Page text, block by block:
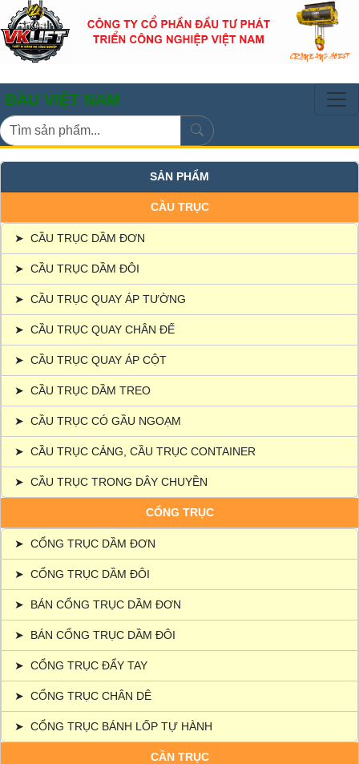
NAM
SẢN PHẨM
CẦU TRỤC
➤ CẦU TRỤC DẦM ĐƠN
➤ CẦU TRỤC DẦM ĐÔI
➤ CẦU TRỤC QUAY ÁP TƯỜNG
➤ CẦU TRỤC QUAY CHÂN ĐẾ
➤ CẦU TRỤC QUAY ÁP CỘT
➤ CẦU TRỤC DẦM TREO
➤ CẦU TRỤC CÓ GẦU NGOẠM
➤ CẦU TRỤC CẢNG, CẦU TRỤC CONTAINER
➤ CẦU TRỤC TRONG DÂY CHUYỀN
CỔNG TRỤC
➤ CỔNG TRỤC DẦM ĐƠN
➤ CỔNG TRỤC DẦM ĐÔI
➤ BÁN CỔNG TRỤC DẦM ĐƠN
➤ BÁN CỔNG TRỤC DẦM ĐÔI
➤ CỔNG TRỤC ĐẨY TAY
➤ CỔNG TRỤC CHÂN DÊ
➤ CỔNG TRỤC BÁNH LỐP TỰ HÀNH
CẦN TRỤC